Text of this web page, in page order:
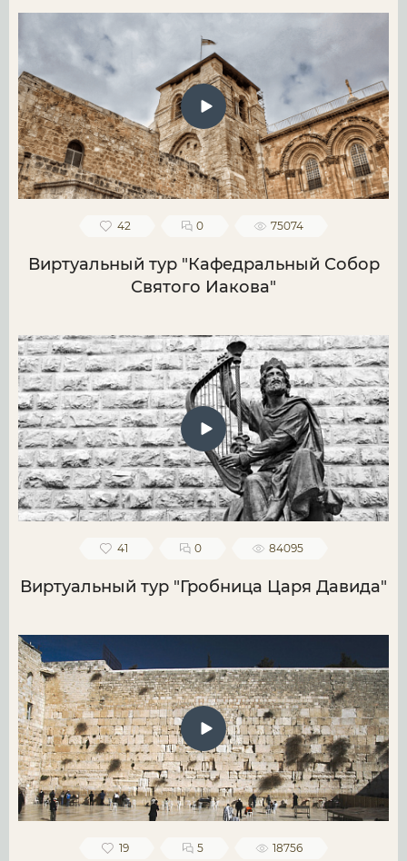
42 0 75074
Виртуальный тур "Кафедральный Собор
Святого Иакова"
41 0 84095
Виртуальный тур "Гробница Царя Давида"
19 5 18756